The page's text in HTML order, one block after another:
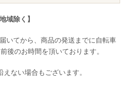
域除く】
いてから、商品の発送までに自転車
後のお時間を頂いております。
ない場合もございます。